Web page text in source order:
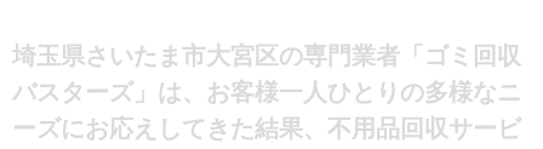
埼玉県さいたま市大宮区の専門業者「ゴミ回収
バスターズ」は、お客様一人ひとりの多様なニ
ーズにお応えしてきた結果、不用品回収サービ